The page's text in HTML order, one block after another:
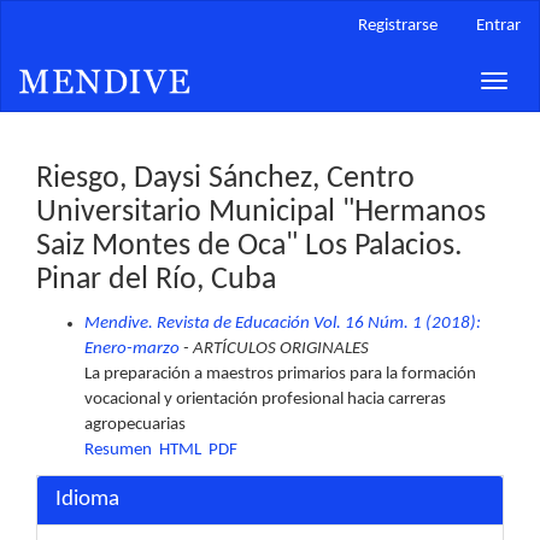
principal
Barra
Registrarse Entrar
Toggle
Riesgo, Daysi Sánchez, Centro
Universitario Municipal "Hermanos
Saiz Montes de Oca" Los Palacios.
Pinar del Río, Cuba
Mendive. Revista de Educación Vol. 16 Núm. 1 (2018):
Enero-marzo - ARTÍCULOS ORIGINALES
La preparación a maestros primarios para la formación
vocacional y orientación profesional hacia carreras
agropecuarias
Resumen HTML PDF
Idioma